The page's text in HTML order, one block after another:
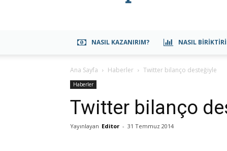
NASIL KAZANIRIM? NASIL
Ana Sayfa Haberler Twitter bilanço desteğiyle
Haberler
Twitter bilanço
Yayınlayan Editor - 31 Temmuz 2014